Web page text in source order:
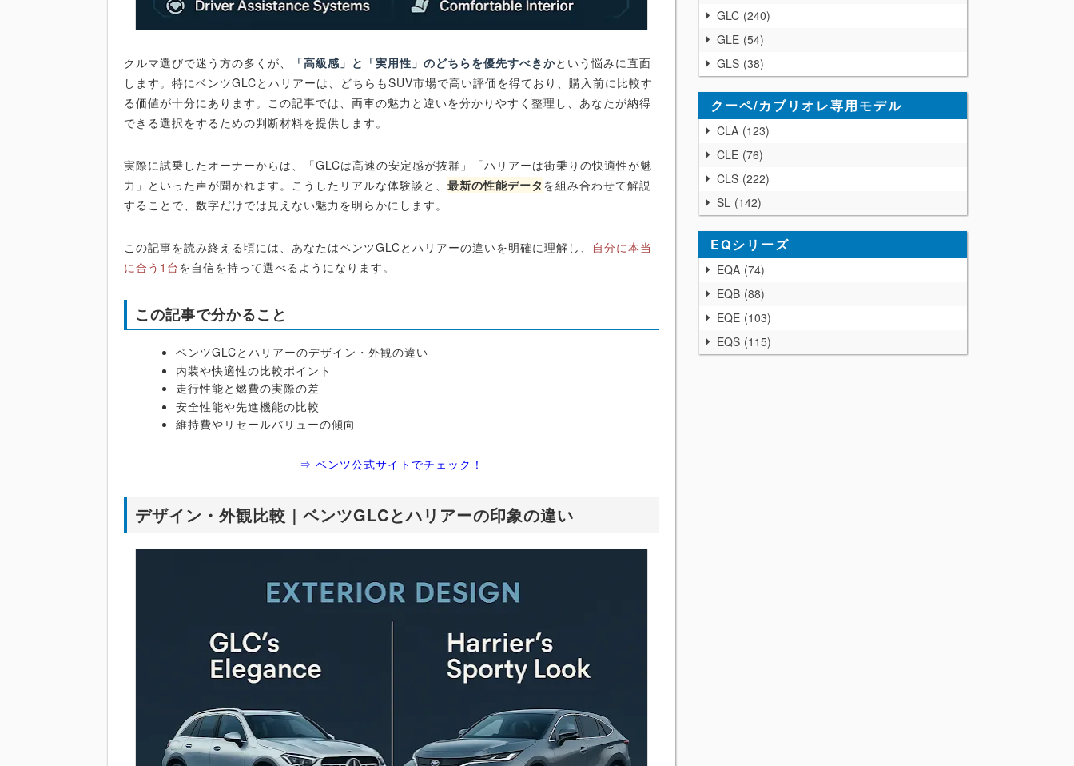
クルマ選びで迷う方の多くが、 「高級感」と「実用性」のどちらを優先すべきかという悩みに直面
します。特にベンツGLCとハリアーは、どちらもSUV市場で高い評価を得ており、購入前に比較す
る価値が十分にあります。この記事では、両車の魅力と違いを分かりやすく整理し、あなたが納得
できる選択をするための判断材料を提供します。
実際に試乗したオーナーからは、「GLCは高速の安定感が抜群」「ハリアーは街乗りの快適性が魅
力」といった声が聞かれます。こうしたリアルな体験談と、最新の性能データ を組み合わせて解説
することで、数字だけでは見えない魅力を明らかにします。
この記事を読み終える頃には、あなたはベンツGLCとハリアーの違いを明確に理解し、 自分に本当
に合う1台を自信を持って選べるようになります。
この記事で分かること
ベンツGLCとハリアーのデザイン・外観の違い
内装や快適性の比較ポイント
走行性能と燃費の実際の差
安全性能や先進機能の比較
維持費やリセールバリューの傾向
⇒ ベンツ公式サイトでチェック！
デザイン・外観比較｜ベンツGLCとハリアーの印象の違い
GLC 240
GLE 54
GLS 38
クーペ/カブリオレ専用モデル
CLA 123
CLE 76
CLS 222
SL 142
EQシリーズ
EQA 74
EQB 88
EQE 103
EQS 115